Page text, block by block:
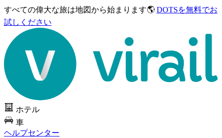
すべての偉大な旅は地図から始まります🌎 DOTSを無料でお
試しください
ホテル
車
ヘルプセンター